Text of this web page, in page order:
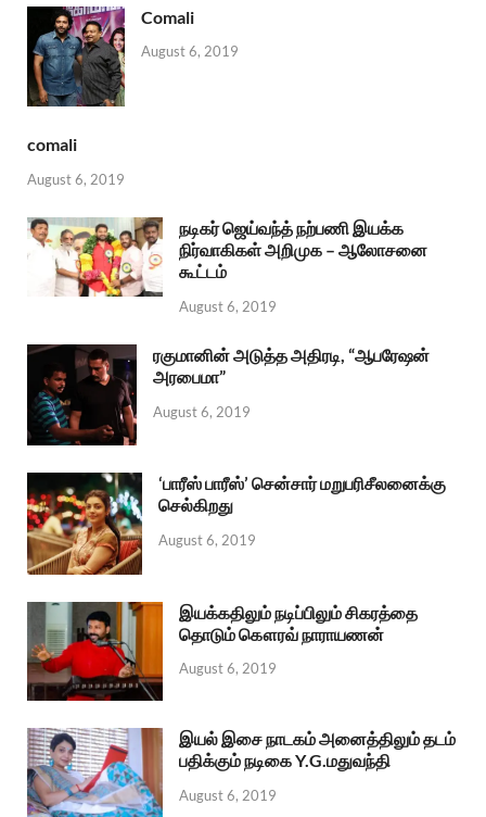
Comali
August 6, 2019
comali
August 6, 2019
நடிகர் ஜெய்வந்த் நற்பணி இயக்க
நிர்வாகிகள் அறிமுக – ஆலோசனை
கூட்டம்
August 6, 2019
ரகுமானின் அடுத்த அதிரடி, “ஆபரேஷன்
அரபைமா”
August 6, 2019
‘பாரீஸ் பாரீஸ்’ சென்சார் மறுபரிசீலனைக்கு
செல்கிறது
August 6, 2019
இயக்கதிலும் நடிப்பிலும் சிகரத்தை
தொடும் கௌரவ் நாராயணன்
August 6, 2019
இயல் இசை நாடகம் அனைத்திலும் தடம்
பதிக்கும் நடிகை Y.G.மதுவந்தி
August 6, 2019